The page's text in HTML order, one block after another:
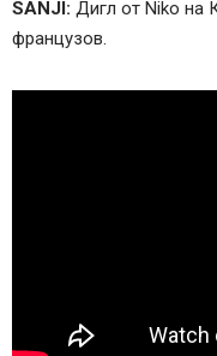
SANJI: Дигл от Niko на
французов.